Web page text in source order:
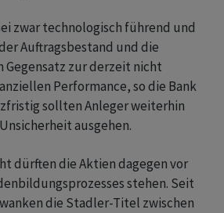
zwar technologisch führend und
Auftragsbestand und die
Gegensatz zur derzeit nicht
Performance, so die Bank
sollten Anleger weiterhin
ausgehen.
dürften die Aktien dagegen vor
stehen. Seit
die Stadler-Titel zwischen